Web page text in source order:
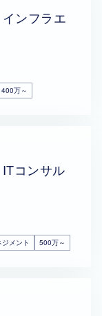
ンフラエ
400万～
コンサル
メント 500万～